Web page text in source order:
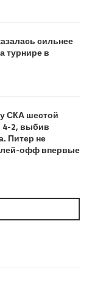
сильнее
турнире в
СКА шестой
4-2, выбив
Питер не
офф впервые